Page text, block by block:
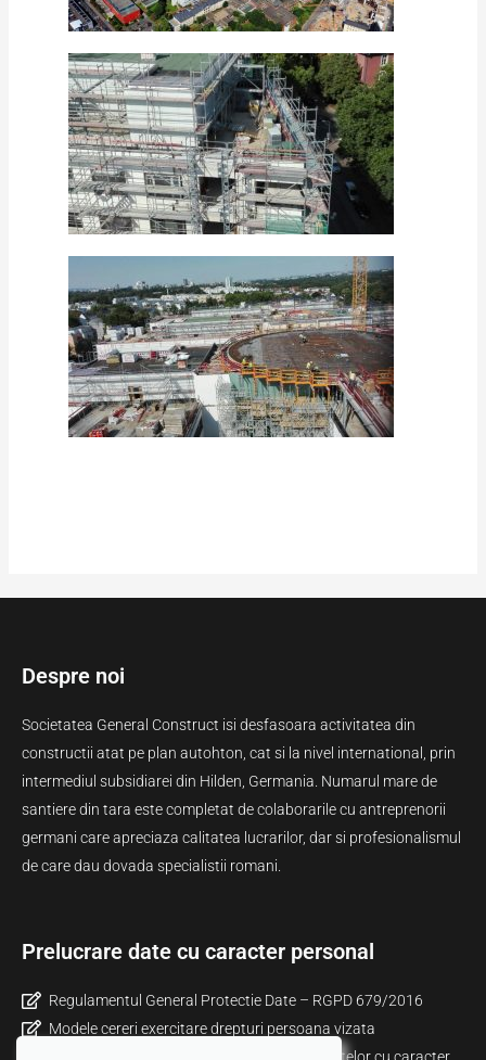
Despre noi
Societatea General Construct isi desfasoara activitatea din
constructii atat pe plan autohton, cat si la nivel international, prin
intermediul subsidiarei din Hilden, Germania. Numarul mare de
santiere din tara este completat de colaborarile cu antreprenorii
germani care apreciaza calitatea lucrarilor, dar si profesionalismul
de care dau dovada specialistii romani.
Prelucrare date cu caracter personal
Regulamentul General Protectie Date – RGPD 679/2016
Modele cereri exercitare drepturi persoana vizata